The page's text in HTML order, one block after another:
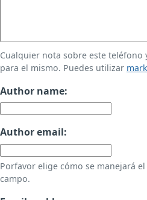
Cualquier nota sobre este teléfono
para el mismo. Puedes utilizar
Author name:
Author email:
Porfavor elige cómo se manejará
campo.